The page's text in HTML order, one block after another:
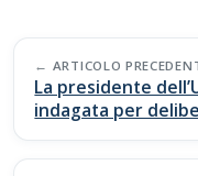
b
o
o
k
s
A
p
p
Post
navigation
ARTICOLO
La presidente
indagata per